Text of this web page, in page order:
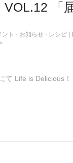
VOL.12 「
ト · お知らせ · レシピ
て Life is Delicious